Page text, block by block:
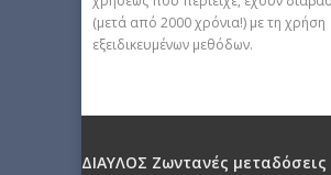
(μετά από 2000 χρόνια!) με τη χρήση
εξειδικευμένων μεθόδων.
ΔΙΑΥΛΟΣ Ζωντανές μεταδόσεις